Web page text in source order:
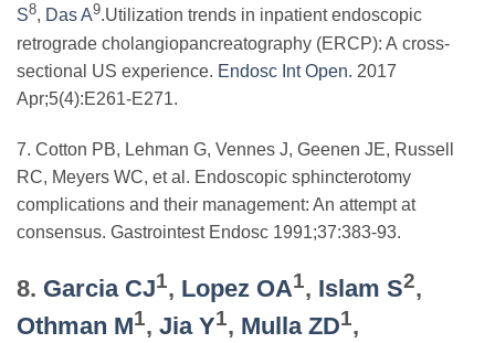
S8, Das A9.Utilization trends in inpatient endoscopic
retrograde cholangiopancreatography (ERCP): A cross-
sectional US experience. Endosc Int Open. 2017
Apr;5(4):E261-E271.
7. Cotton PB, Lehman G, Vennes J, Geenen JE, Russell
RC, Meyers WC, et al. Endoscopic sphincterotomy
complications and their management: An attempt at
consensus. Gastrointest Endosc 1991;37:383-93.
8. Garcia CJ1, Lopez OA1, Islam S2,
Othman M1, Jia Y1, Mulla ZD1,